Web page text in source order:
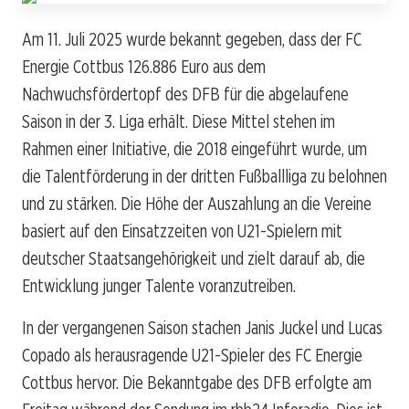
Am 11. Juli 2025 wurde bekannt gegeben, dass der FC
Energie Cottbus 126.886 Euro aus dem
Nachwuchsfördertopf des DFB für die abgelaufene
Saison in der 3. Liga erhält. Diese Mittel stehen im
Rahmen einer Initiative, die 2018 eingeführt wurde, um
die Talentförderung in der dritten Fußballliga zu belohnen
und zu stärken. Die Höhe der Auszahlung an die Vereine
basiert auf den Einsatzzeiten von U21-Spielern mit
deutscher Staatsangehörigkeit und zielt darauf ab, die
Entwicklung junger Talente voranzutreiben.
In der vergangenen Saison stachen Janis Juckel und Lucas
Copado als herausragende U21-Spieler des FC Energie
Cottbus hervor. Die Bekanntgabe des DFB erfolgte am